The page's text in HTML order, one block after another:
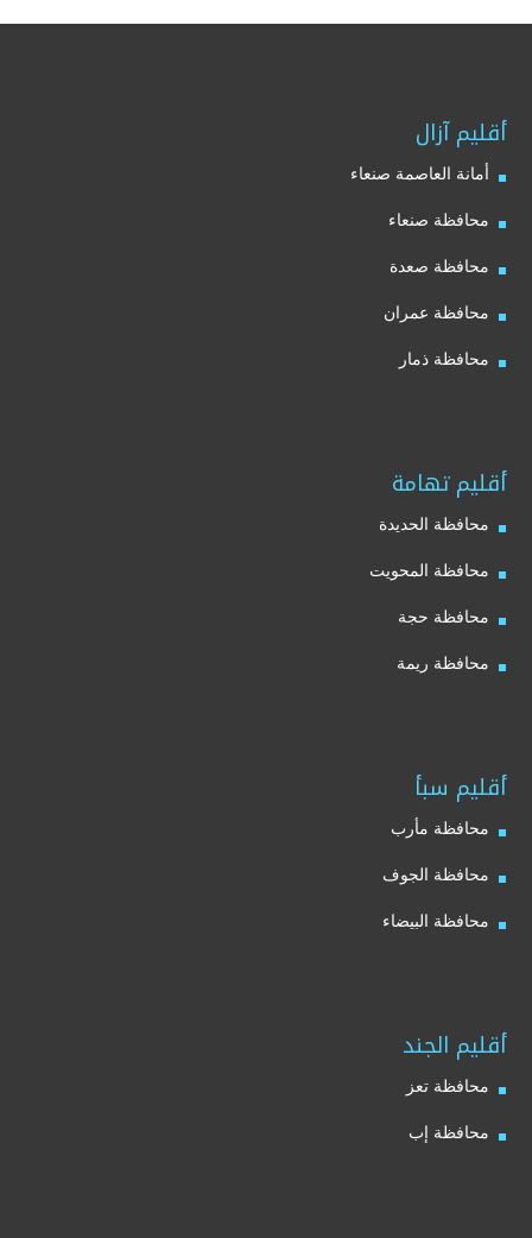
أقليم آزال
أمانة العاصمة صنعاء
محافظة صنعاء
محافظة صعدة
محافظة عمران
محافظة ذمار
أقليم تهامة
محافظة الحديدة
محافظة المحويت
محافظة حجة
محافظة ريمة
أقليم سبأ
محافظة مأرب
محافظة الجوف
محافظة البيضاء
أقليم الجند
محافظة تعز
محافظة إب